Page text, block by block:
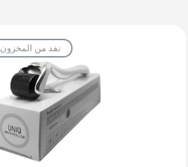
نفد من المخزون